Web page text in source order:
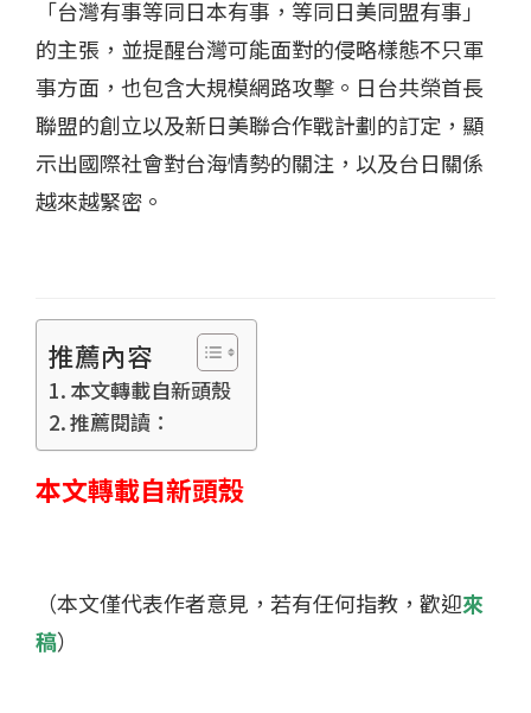
「台灣有事等同日本有事，等同日美同盟有事」
的主張，並提醒台灣可能面對的侵略樣態不只軍
事方面，也包含大規模網路攻擊。日台共榮首長
聯盟的創立以及新日美聯合作戰計劃的訂定，顯
示出國際社會對台海情勢的關注，以及台日關係
越來越緊密。
推薦內容
本文轉載自新頭殼
推薦閱讀：
本文轉載自新頭殼
（本文僅代表作者意見，若有任何指教，歡迎來
稿）